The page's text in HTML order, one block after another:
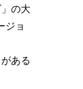
の大
ジョ
ある